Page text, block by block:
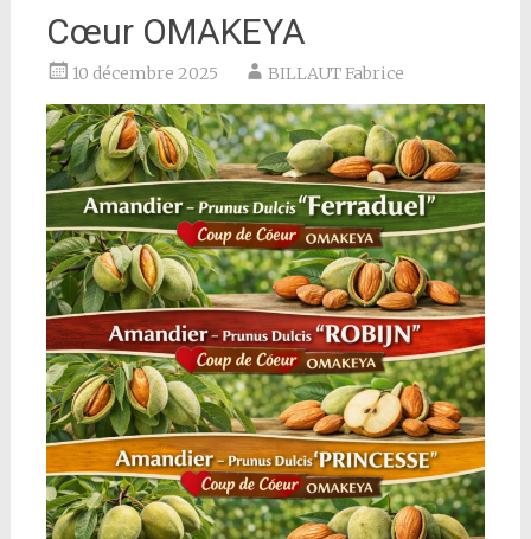
Cœur OMAKEYA
10 décembre 2025 BILLAUT Fabrice